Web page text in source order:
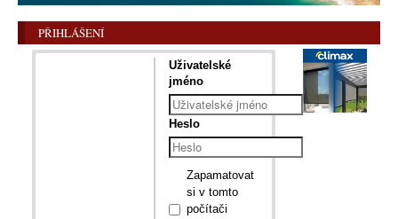
PŘIHLÁŠENÍ
Uživatelské
jméno
Heslo
Zapamatovat
si v tomto
počítači